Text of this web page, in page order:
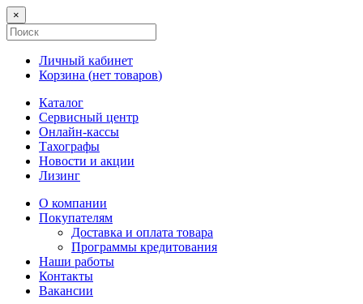
×
Личный кабинет
Корзина (нет товаров)
Каталог
Сервисный центр
Онлайн-кассы
Тахографы
Новости и акции
Лизинг
О компании
Покупателям
Доставка и оплата товара
Программы кредитования
Наши работы
Контакты
Вакансии